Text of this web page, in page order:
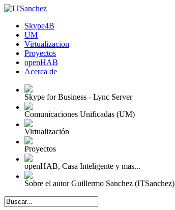
Skype4B
UM
Virtualizacion
Proyectos
openHAB
Acerca de
Skype for Business - Lync Server
Comunicaciones Unificadas (UM)
Virtualización
Proyectos
openHAB, Casa Inteligente y mas...
Sobre el autor Guillermo Sanchez (ITSanchez)